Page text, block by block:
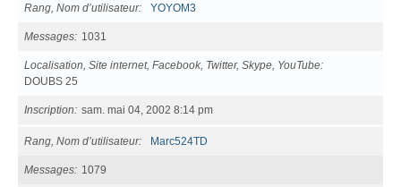
Rang, Nom d’utilisateur YOYOM3
Messages 1031
Localisation, Site internet, Facebook, Twitter, Skype, YouTube
DOUBS 25
Inscription sam. mai 04, 2002 8:14 pm
Rang, Nom d’utilisateur Marc524TD
Messages 1079